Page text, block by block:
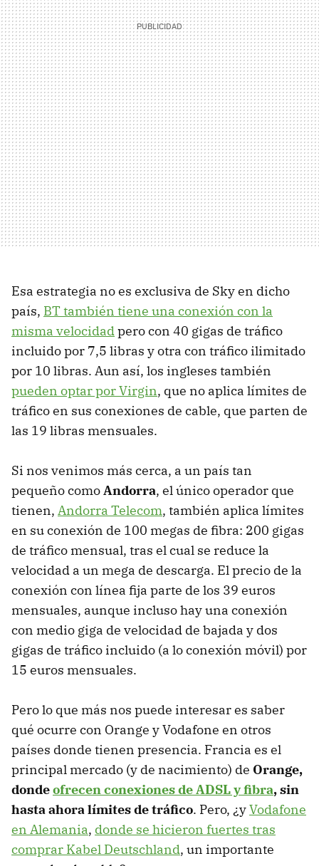
Esa estrategia no es exclusiva de Sky en dicho
país, BT también tiene una conexión con la
misma velocidadpero con 40 gigas de tráfico
incluido por 7,5 libras y otra con tráfico ilimitado
por 10 libras. Aun así, los ingleses también
pueden optar por Virgin, que no aplica límites de
tráfico en sus conexiones de cable, que parten de
las 19 libras mensuales.
Si nos venimos más cerca, a un país tan
pequeño comoAndorra, el único operador que
tienen, Andorra Telecom, también aplica límites
en su conexión de 100 megas de fibra: 200 gigas
de tráfico mensual, tras el cual se reduce la
velocidad a un mega de descarga. El precio de la
conexión con línea fija parte de los 39 euros
mensuales, aunque incluso hay una conexión
con medio giga de velocidad de bajada y dos
gigas de tráfico incluido (a lo conexión móvil) por
15 euros mensuales.
Pero lo que más nos puede interesar es saber
qué ocurre con Orange y Vodafone en otros
países donde tienen presencia. Francia es el
principal mercado (y de nacimiento) de Orange,
dondeofrecen conexiones de ADSL y fibra, sin
hasta ahora límites de tráfico. Pero, ¿yVodafone
en Alemania, donde se hicieron fuertes tras
comprar Kabel Deutschland, un importante